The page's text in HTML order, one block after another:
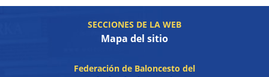
SECCIONES DE LA WEB
Mapa del sitio
Federación de Baloncesto del